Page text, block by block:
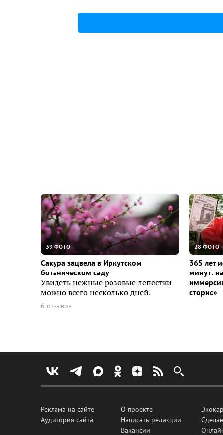
39 ФОТО
Сакура зацвела в Иркутском
ботаническом саду
Увидеть нежные розовые лепестки
можно всего несколько дней.
6 отзывов
28 ФОТО
365 лет
минут:
сторис»
Реклама на сайте
Аудитория сайта
О проекте
Написать редакции
Вакансии